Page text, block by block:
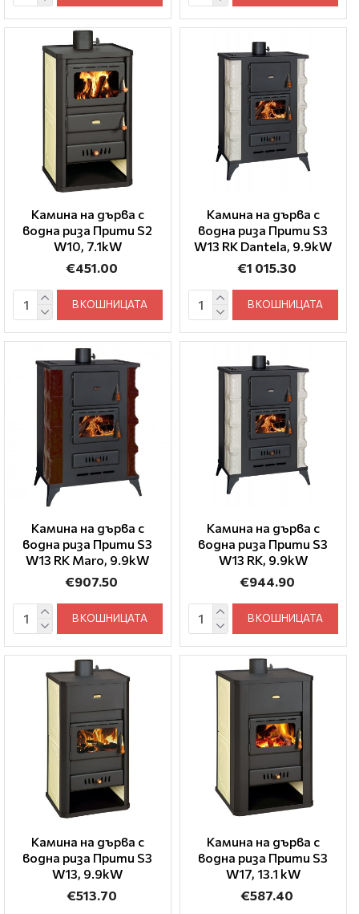
Камина на дърва с
водна риза Прити S2
W10, 7.1kW
€451.00
В КОШНИЦАТА
Камина на дърва с
водна риза Прити S3
W13 RK Dantela, 9.9kW
€1 015.30
В КОШНИЦАТА
Камина на дърва с
водна риза Прити S3
W13 RK Maro, 9.9kW
€907.50
В КОШНИЦАТА
Камина на дърва с
водна риза Прити S3
W13 RK, 9.9kW
€944.90
В КОШНИЦАТА
Камина на дърва с
водна риза Прити S3
W13, 9.9kW
€513.70
Камина на дърва с
водна риза Прити S3
W17, 13.1 kW
€587.40